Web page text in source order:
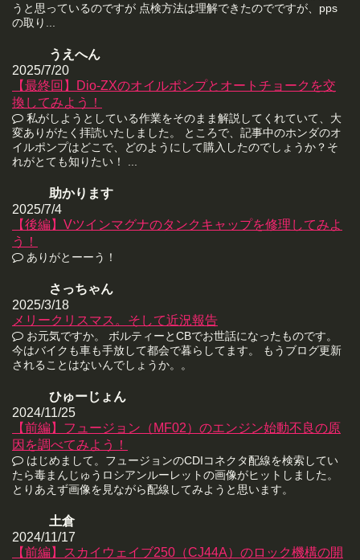
うと思っているのですが 点検方法は理解できたのでですが、pps
の取り...
うえへん
2025/7/20
【最終回】Dio-ZXのオイルポンプとオートチョークを交
換してみよう！
私がしようとしている作業をそのまま解説してくれていて、大
変ありがたく拝読いたしました。 ところで、記事中のホンダのオ
イルポンプはどこで、どのようにして購入したのでしょうか？そ
れがとても知りたい！ ...
助かります
2025/7/4
【後編】Vツインマグナのタンクキャップを修理してみよ
う！
ありがとーーう！
さっちゃん
2025/3/18
メリークリスマス。そして近況報告
お元気ですか。 ボルティーとCBでお世話になったものです。
今はバイクも車も手放して都会で暮らしてます。 もうブログ更新
されることはないんでしょうか。。
ひゅーじょん
2024/11/25
【前編】フュージョン（MF02）のエンジン始動不良の原
因を調べてみよう！
はじめまして。フュージョンのCDIコネクタ配線を検索してい
たら毒まんじゅうロシアンルーレットの画像がヒットしました。
とりあえず画像を見ながら配線してみようと思います。
土倉
2024/11/17
【前編】スカイウェイブ250（CJ44A）のロック機構の開